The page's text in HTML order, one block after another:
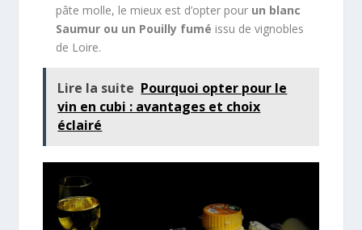
pâte molle, le mieux est d’opter pour un blanc
Saumur ou un Pouilly fumé issu de vignobles
de Loire.
Lire la suite Pourquoi opter pour le
vin en cubi : avantages et choix
éclairé